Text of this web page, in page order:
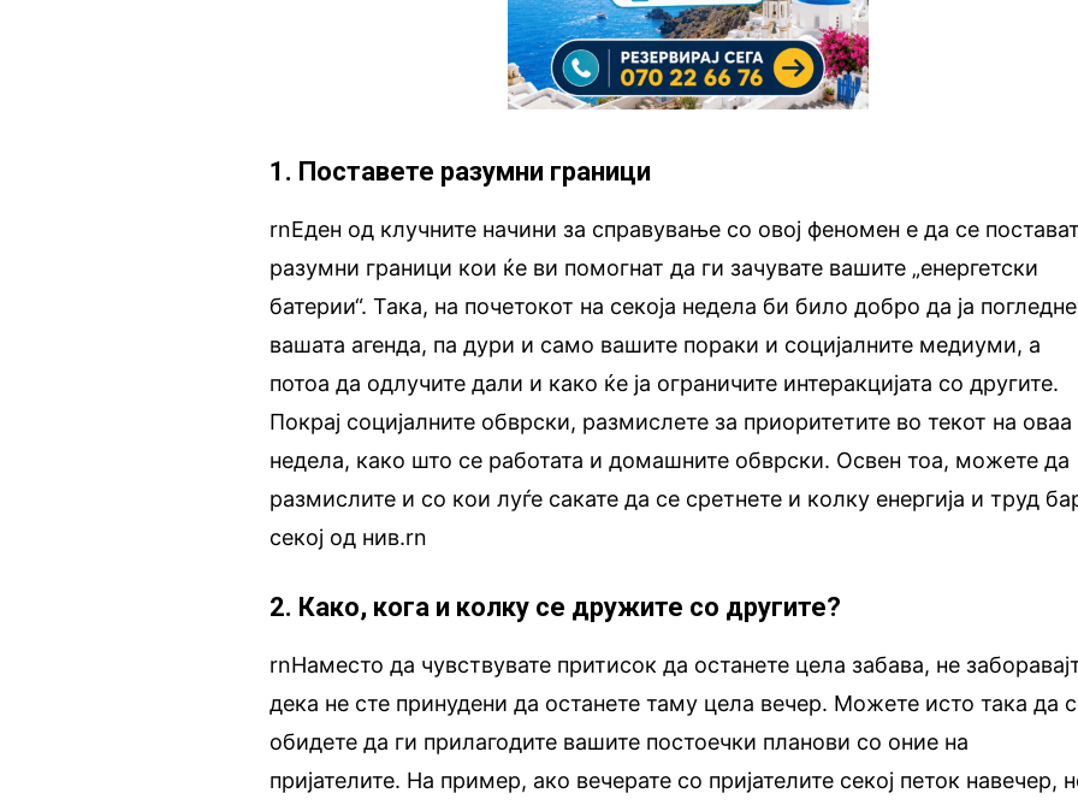
1. Поставете разумни граници
rnЕден од клучните начини за справување со овој феномен е да се
разумни граници кои ќе ви помогнат да ги зачувате вашите „енергетски
батерии“. Така, на почетокот на секоја недела би било добро да ја
вашата агенда, па дури и само вашите пораки и социјалните медиуми, а
потоа да одлучите дали и како ќе ја ограничите интеракцијата со другите.
Покрај социјалните обврски, размислете за приоритетите во текот на оваа
недела, како што се работата и домашните обврски. Освен тоа, можете да
размислите и со кои луѓе сакате да се сретнете и колку енергија и труд
секој од нив.rn
2. Како, кога и колку се дружите со другите?
rnНаместо да чувствувате притисок да останете цела забава, не
дека не сте принудени да останете таму цела вечер. Можете исто така да
обидете да ги прилагодите вашите постоечки планови со оние на
пријателите. На пример, ако вечерате со пријателите секој петок навечер,